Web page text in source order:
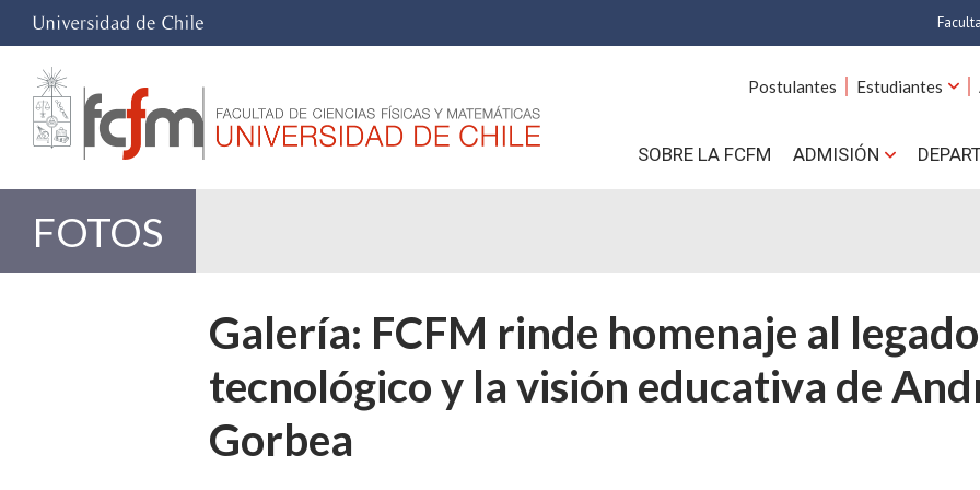
Postulantes Estudiantes
SOBRE LA FCFM ADMISIÓN
FOTOS
Galería: FCFM rinde homenaje al
tecnológico y la visión educativa de
Gorbea